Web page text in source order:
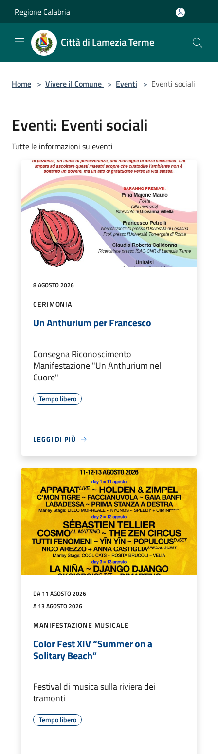
Regione Calabria
Città di Lamezia Terme
Home > Vivere il Comune > Eventi > Eventi sociali
Eventi: Eventi sociali
Tutte le informazioni su eventi
8 AGOSTO 2026
CERIMONIA
Un Anthurium per Francesco
Consegna Riconoscimento
Manifestazione "Un Anthurium nel
Cuore"
Tempo libero
LEGGI DI PIÙ
DA 11 AGOSTO 2026
A 13 AGOSTO 2026
MANIFESTAZIONE MUSICALE
Color Fest XIV “Summer on a
Solitary Beach”
Festival di musica sulla riviera dei
tramonti
Tempo libero